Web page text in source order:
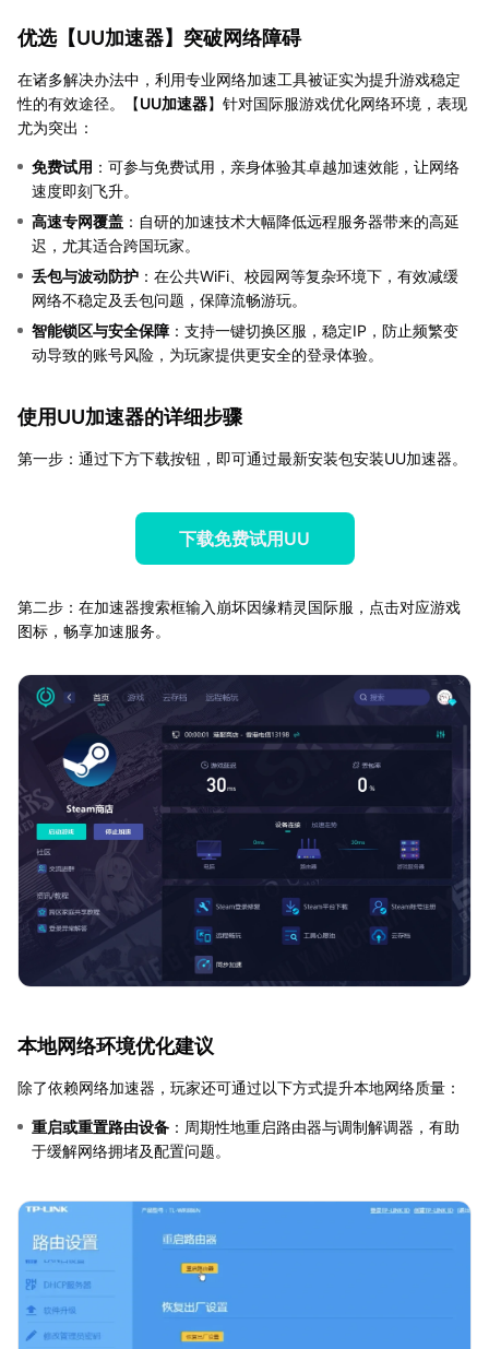
优选【UU加速器】突破网络障碍
在诸多解决办法中，利用专业网络加速工具被证实为提升游戏稳定
性的有效途径。【UU加速器】针对国际服游戏优化网络环境，表现
尤为突出：
免费试用 ：可参与免费试用，亲身体验其卓越加速效能，让网络
速度即刻飞升。
高速专网覆盖 ：自研的加速技术大幅降低远程服务器带来的高延
迟，尤其适合跨国玩家。
丢包与波动防护 ：在公共WiFi、校园网等复杂环境下，有效减缓
网络不稳定及丢包问题，保障流畅游玩。
智能锁区与安全保障 ：支持一键切换区服，稳定IP，防止频繁变
动导致的账号风险，为玩家提供更安全的登录体验。
使用UU加速器的详细步骤
第一步：通过下方下载按钮，即可通过最新安装包安装UU加速器。
下载免费试用UU
第二步：在加速器搜索框输入崩坏因缘精灵国际服，点击对应游戏
图标，畅享加速服务。
本地网络环境优化建议
除了依赖网络加速器，玩家还可通过以下方式提升本地网络质量：
重启或重置路由设备 ：周期性地重启路由器与调制解调器，有助
于缓解网络拥堵及配置问题。